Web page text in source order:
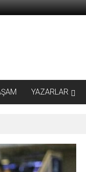
YAZARLAR